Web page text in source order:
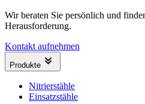
Wir beraten Sie persönlich und
Herausforderung.
Kontakt aufnehmen
Produkte
Nitrierstähle
Einsatzstähle